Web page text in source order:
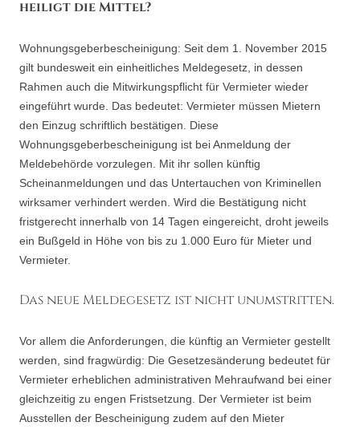
heiligt die Mittel?
Wohnungsgeberbescheinigung: Seit dem 1. November 2015
gilt bundesweit ein einheitliches Meldegesetz, in dessen
Rahmen auch die Mitwirkungspflicht für Vermieter wieder
eingeführt wurde. Das bedeutet: Vermieter müssen Mietern
den Einzug schriftlich bestätigen. Diese
Wohnungsgeberbescheinigung ist bei Anmeldung der
Meldebehörde vorzulegen. Mit ihr sollen künftig
Scheinanmeldungen und das Untertauchen von Kriminellen
wirksamer verhindert werden. Wird die Bestätigung nicht
fristgerecht innerhalb von 14 Tagen eingereicht, droht jeweils
ein Bußgeld in Höhe von bis zu 1.000 Euro für Mieter und
Vermieter.
Das neue Meldegesetz ist nicht unumstritten.
Vor allem die Anforderungen, die künftig an Vermieter gestellt
werden, sind fragwürdig: Die Gesetzesänderung bedeutet für
Vermieter erheblichen administrativen Mehraufwand bei einer
gleichzeitig zu engen Fristsetzung. Der Vermieter ist beim
Ausstellen der Bescheinigung zudem auf den Mieter